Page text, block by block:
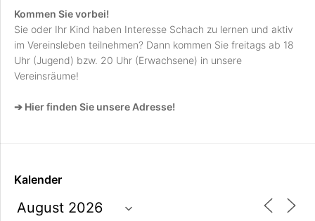
Kommen Sie vorbei!
Sie oder Ihr Kind haben Interesse Schach zu lernen und aktiv
im Vereinsleben teilnehmen? Dann kommen Sie freitags ab 18
Uhr (Jugend) bzw. 20 Uhr (Erwachsene) in unsere
Vereinsräume!
➔ Hier finden Sie unsere Adresse!
Kalender